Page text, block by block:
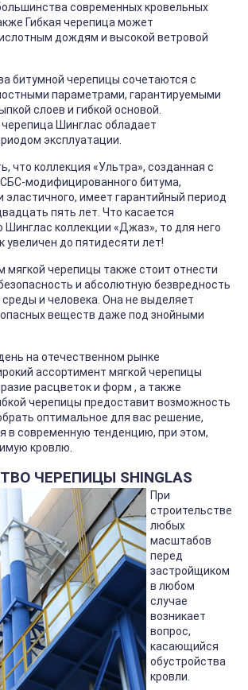
современных кровельных
Гибкая черепица может
дождям и высокой ветровой
битумной черепицы сочетаются с
параметрами, гарантируемыми
слоев и гибкой основой.
Шинглас обладает
эксплуатации.
что коллекция «Ультра», созданная с
модифицированного битума,
эластичного, имеет гарантийный период
пять лет. Что касается
Шинглас коллекции «Джаз», то для него
увеличен до пятидесяти лет!
мягкой черепицы также стоит отнести
и абсолютную безвредность
и человека. Она не выделяет
опасных веществ даже под знойными
на отечественном рынке
ассортимент мягкой черепицы
расцветок и форм , а также
черепицы предоставит возможность
оптимальное для вас решение,
в современную тенденцию, при этом,
кровлю.
ЧЕРЕПИЦЫ SHINGLAS
При
строительстве
любых
масштабов
перед
застройщиком
в любом
случае
возникает
вопрос,
касающийся
обустройства
кровли.